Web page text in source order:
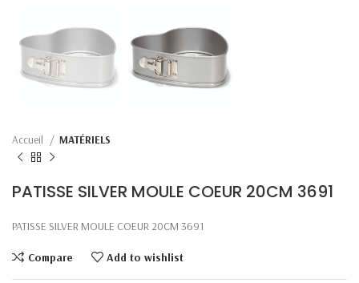
Accueil MATÉRIELS
PATISSE SILVER MOULE COEUR 20CM 3691
PATISSE SILVER MOULE COEUR 20CM 3691
Compare Add to wishlist